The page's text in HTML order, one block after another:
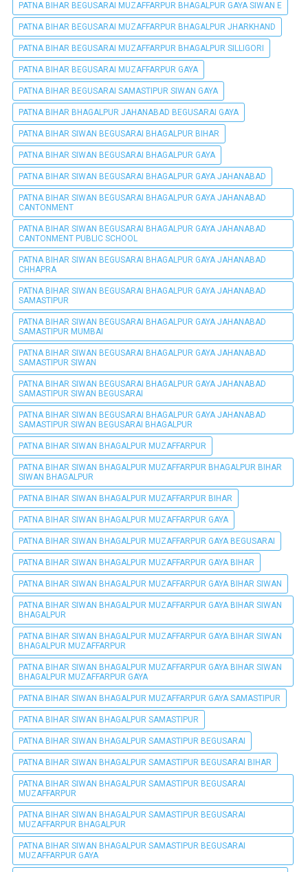
PATNA BIHAR BEGUSARAI MUZAFFARPUR BHAGALPUR GAYA SIWAN E
PATNA BIHAR BEGUSARAI MUZAFFARPUR BHAGALPUR JHARKHAND
PATNA BIHAR BEGUSARAI MUZAFFARPUR BHAGALPUR SILLIGORI
PATNA BIHAR BEGUSARAI MUZAFFARPUR GAYA
PATNA BIHAR BEGUSARAI SAMASTIPUR SIWAN GAYA
PATNA BIHAR BHAGALPUR JAHANABAD BEGUSARAI GAYA
PATNA BIHAR SIWAN BEGUSARAI BHAGALPUR BIHAR
PATNA BIHAR SIWAN BEGUSARAI BHAGALPUR GAYA
PATNA BIHAR SIWAN BEGUSARAI BHAGALPUR GAYA JAHANABAD
PATNA BIHAR SIWAN BEGUSARAI BHAGALPUR GAYA JAHANABAD
CANTONMENT
PATNA BIHAR SIWAN BEGUSARAI BHAGALPUR GAYA JAHANABAD
CANTONMENT PUBLIC SCHOOL
PATNA BIHAR SIWAN BEGUSARAI BHAGALPUR GAYA JAHANABAD
CHHAPRA
PATNA BIHAR SIWAN BEGUSARAI BHAGALPUR GAYA JAHANABAD
SAMASTIPUR
PATNA BIHAR SIWAN BEGUSARAI BHAGALPUR GAYA JAHANABAD
SAMASTIPUR MUMBAI
PATNA BIHAR SIWAN BEGUSARAI BHAGALPUR GAYA JAHANABAD
SAMASTIPUR SIWAN
PATNA BIHAR SIWAN BEGUSARAI BHAGALPUR GAYA JAHANABAD
SAMASTIPUR SIWAN BEGUSARAI
PATNA BIHAR SIWAN BEGUSARAI BHAGALPUR GAYA JAHANABAD
SAMASTIPUR SIWAN BEGUSARAI BHAGALPUR
PATNA BIHAR SIWAN BHAGALPUR MUZAFFARPUR
PATNA BIHAR SIWAN BHAGALPUR MUZAFFARPUR BHAGALPUR BIHAR
SIWAN BHAGALPUR
PATNA BIHAR SIWAN BHAGALPUR MUZAFFARPUR BIHAR
PATNA BIHAR SIWAN BHAGALPUR MUZAFFARPUR GAYA
PATNA BIHAR SIWAN BHAGALPUR MUZAFFARPUR GAYA BEGUSARAI
PATNA BIHAR SIWAN BHAGALPUR MUZAFFARPUR GAYA BIHAR
PATNA BIHAR SIWAN BHAGALPUR MUZAFFARPUR GAYA BIHAR SIWAN
PATNA BIHAR SIWAN BHAGALPUR MUZAFFARPUR GAYA BIHAR SIWAN
BHAGALPUR
PATNA BIHAR SIWAN BHAGALPUR MUZAFFARPUR GAYA BIHAR SIWAN
BHAGALPUR MUZAFFARPUR
PATNA BIHAR SIWAN BHAGALPUR MUZAFFARPUR GAYA BIHAR SIWAN
BHAGALPUR MUZAFFARPUR GAYA
PATNA BIHAR SIWAN BHAGALPUR MUZAFFARPUR GAYA SAMASTIPUR
PATNA BIHAR SIWAN BHAGALPUR SAMASTIPUR
PATNA BIHAR SIWAN BHAGALPUR SAMASTIPUR BEGUSARAI
PATNA BIHAR SIWAN BHAGALPUR SAMASTIPUR BEGUSARAI BIHAR
PATNA BIHAR SIWAN BHAGALPUR SAMASTIPUR BEGUSARAI
MUZAFFARPUR
PATNA BIHAR SIWAN BHAGALPUR SAMASTIPUR BEGUSARAI
MUZAFFARPUR BHAGALPUR
PATNA BIHAR SIWAN BHAGALPUR SAMASTIPUR BEGUSARAI
MUZAFFARPUR GAYA